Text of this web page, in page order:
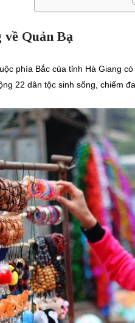
Quản Bạ
phía Bắc của tỉnh Hà Giang
22 dân tộc sinh sống, chiếm